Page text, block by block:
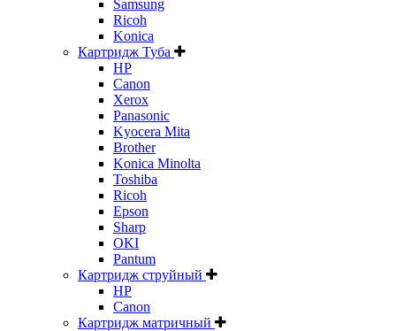
Samsung
Ricoh
Konica
Картридж Туба
HP
Canon
Xerox
Panasonic
Kyocera Mita
Brother
Konica Minolta
Toshiba
Ricoh
Epson
Sharp
OKI
Pantum
Картридж струйный
HP
Canon
Картридж матричный